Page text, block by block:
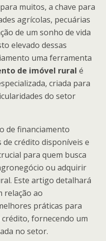
muitos, a chave para
agrícolas, pecuárias
de um sonho de vida
elevado dessas
uma ferramenta
de imóvel rural é
criada para
do setor
de financiamento
crédito disponíveis e
para quem busca
ou adquirir
Este artigo detalhará
relação ao
práticas para
fornecendo um
no setor.